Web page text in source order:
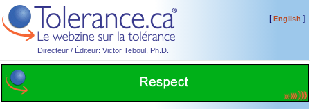
Directeur / Éditeur: Victor Teboul, Ph.D.
[English ]